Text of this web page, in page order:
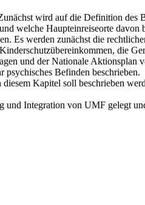
wird auf die Definition
welche Haupteinreiseorte davon
Es werden zunächst die
die
und der Nationale Aktionsplan
Befinden beschrieben.
Kapitel soll beschrieben
Integration von UMF gelegt